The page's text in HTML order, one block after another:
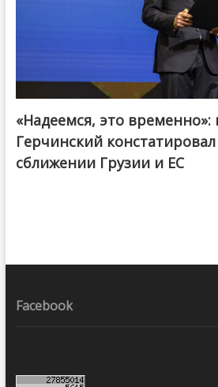
«Надеемся, это временно»:
Герчинский констатировал
сближении Грузии и ЕС
Facebook